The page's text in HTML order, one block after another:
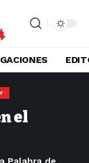
el